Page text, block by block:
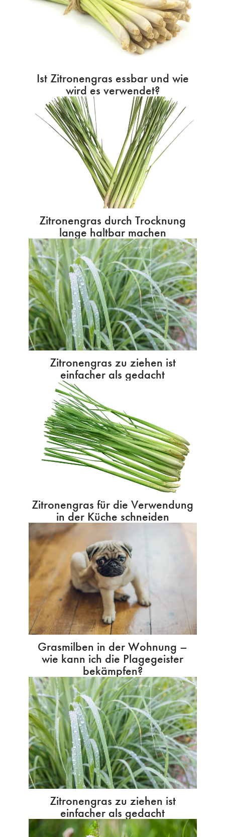
Ist Zitronengras essbar und wie
wird es verwendet?
Zitronengras durch Trocknung
lange haltbar machen
Zitronengras zu ziehen ist
einfacher als gedacht
Zitronengras für die Verwendung
in der Küche schneiden
Grasmilben in der Wohnung –
wie kann ich die Plagegeister
bekämpfen?
Zitronengras zu ziehen ist
einfacher als gedacht